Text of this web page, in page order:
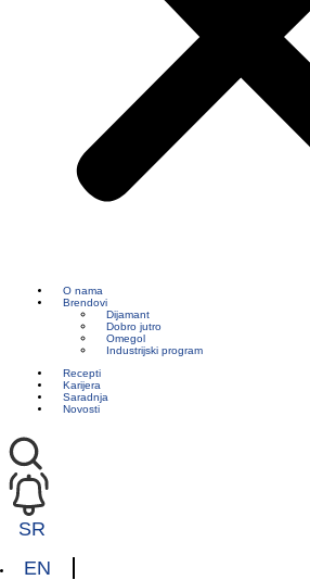
O nama
Brendovi
Dijamant
Dobro jutro
Omegol
Industrijski program
Recepti
Karijera
Saradnja
Novosti
SR
EN